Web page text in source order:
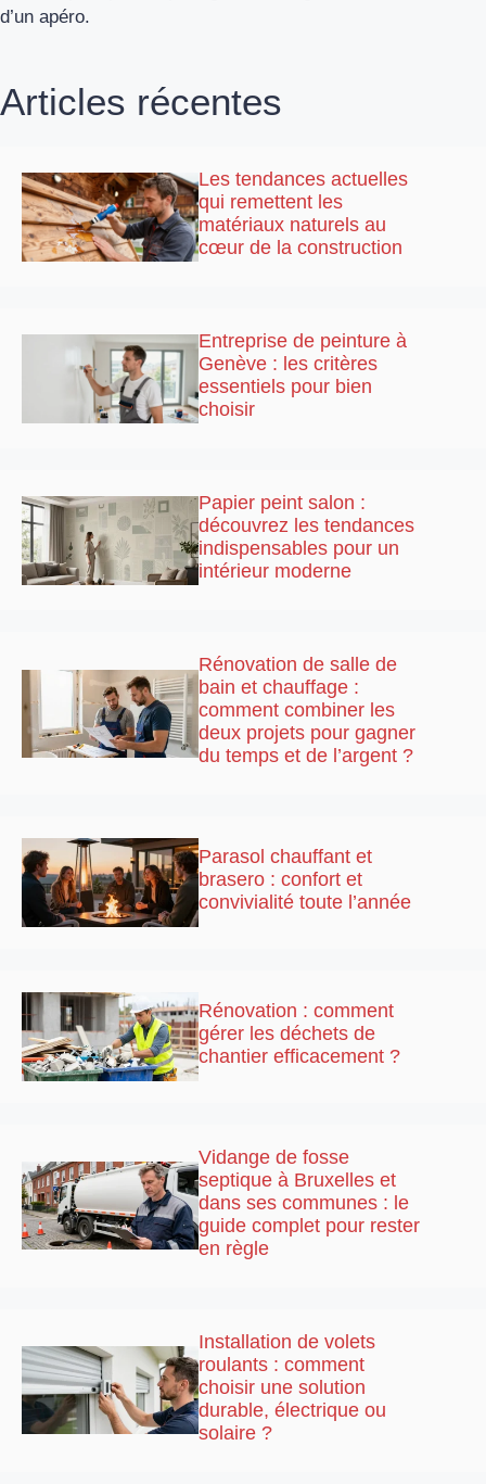
d’un apéro.
Articles récentes
Les tendances actuelles
qui remettent les
matériaux naturels au
cœur de la construction
Entreprise de peinture à
Genève : les critères
essentiels pour bien
choisir
Papier peint salon :
découvrez les tendances
indispensables pour un
intérieur moderne
Rénovation de salle de
bain et chauffage :
comment combiner les
deux projets pour gagner
du temps et de l’argent ?
Parasol chauffant et
brasero : confort et
convivialité toute l’année
Rénovation : comment
gérer les déchets de
chantier efficacement ?
Vidange de fosse
septique à Bruxelles et
dans ses communes : le
guide complet pour rester
en règle
Installation de volets
roulants : comment
choisir une solution
durable, électrique ou
solaire ?